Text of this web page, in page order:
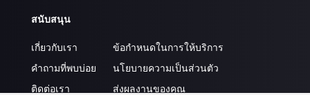
สนับสนุน
เกี่ยวกับเรา
คำถามที่พบบ่อย
ติดต่อเรา
ข้อกำหนดในการให้บริการ
นโยบายความเป็นส่วนตัว
ส่งผลงานของคุณ